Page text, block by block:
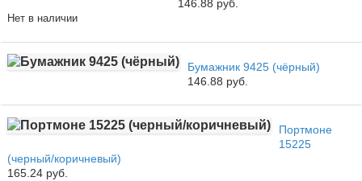
146.88 руб.
Нет в наличии
Бумажник 9425 (чёрный)
146.88 руб.
Портмоне
15225
(черный/коричневый)
165.24 руб.